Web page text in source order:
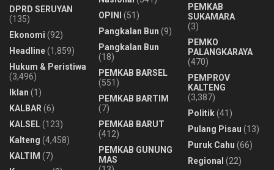
DPRD SERUYAN
(135)
Ekonomi (92)
Headline(1,859)
Hukum & Peristiwa
(3,496)
Iklan (1)
KALBAR(6)
KALSEL(123)
Kalteng (4,458)
KALTIM (7)
OPINI
(51)
Pangkalan Bun (9)
Pangkalan Bun
(18)
PEMKAB BARSEL
(551)
PEMKAB BARTIM
(7)
PEMKAB BARUT
(412)
PEMKAB GUNUNG
MAS
PEMKAB
SUKAMARA
(3)
PEMKO
PALANGKARAYA
(470)
PEMPROV
KALTENG
(3,387)
Politik(41)
Pulang Pisau (13)
Puruk Cahu (66)
Regional (22)